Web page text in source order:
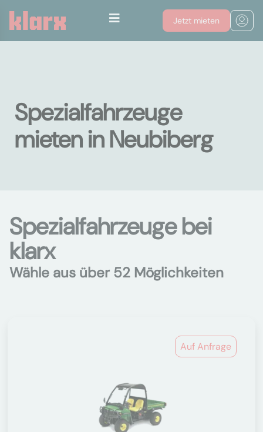
Jetzt mieten
Spezialfahrzeuge
mieten in Neubiberg
Spezialfahrzeuge bei
klarx
Wähle aus über 52 Möglichkeiten
Auf Anfrage